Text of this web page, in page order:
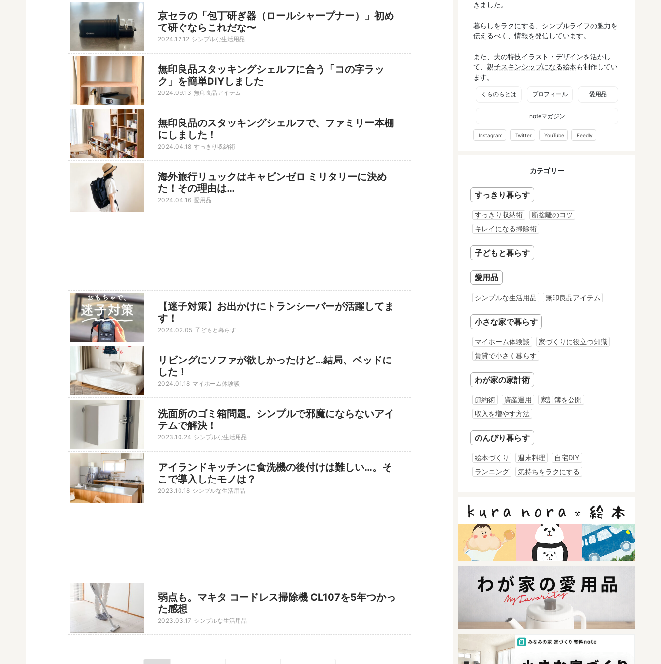
京セラの「包丁研ぎ器（ロールシャープナー）」初め
て研ぐならこれだな〜
2024.12.12 シンプルな生活用品
無印良品スタッキングシェルフに合う「コの字ラッ
ク」を簡単DIYしました
2024.09.13 無印良品アイテム
無印良品のスタッキングシェルフで、ファミリー本棚
にしました！
2024.04.18 すっきり収納術
海外旅行リュックはキャビンゼロ ミリタリーに決め
た！その理由は…
2024.04.16 愛用品
【迷子対策】お出かけにトランシーバーが活躍してま
す！
2024.02.05 子どもと暮らす
リビングにソファが欲しかったけど…結局、ベッドに
した！
2024.01.18 マイホーム体験談
洗面所のゴミ箱問題。シンプルで邪魔にならないアイ
テムで解決！
2023.10.24 シンプルな生活用品
アイランドキッチンに食洗機の後付けは難しい…。そ
こで導入したモノは？
2023.10.18 シンプルな生活用品
弱点も。マキタ コードレス掃除機 CL107を5年つかっ
た感想
2023.03.17 シンプルな生活用品
きました。
暮らしをラクにする、シンプルライフの魅力を
伝えるべく、情報を発信しています。
また、夫の特技イラスト・デザインを活かし
て、 親子スキンシップになる絵本も制作してい
ます。
くらのらとは プロフィール 愛用品
noteマガジン
Instagram Twitter YouTube Feedly
カテゴリー
すっきり暮らす
すっきり収納術
断捨離のコツ
キレイになる掃除術
子どもと暮らす
愛用品
シンプルな生活用品 無印良品アイテム
小さな家で暮らす
マイホーム体験談
家づくりに役立つ知識
賃貸で小さく暮らす
わが家の家計術
節約術 資産運用
家計簿を公開
収入を増やす方法
のんびり暮らす
絵本づくり 週末料理
自宅DIY
ランニング
気持ちをラクにする